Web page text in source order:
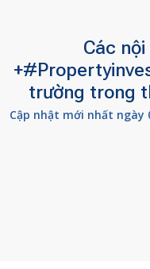
Các
trường trong
Cập nhật mới nhất ngày